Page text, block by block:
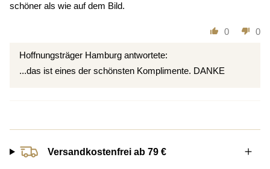
schöner als wie auf dem Bild.
0 0
Hoffnungsträger Hamburg antwortete:
...das ist eines der schönsten Komplimente. DANKE
Versandkostenfrei ab 79 €